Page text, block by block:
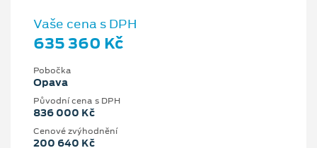
Vaše cena s DPH
635 360 Kč
Pobočka
Opava
Původní cena s DPH
836 000 Kč
Cenové zvýhodnění
200 640 Kč